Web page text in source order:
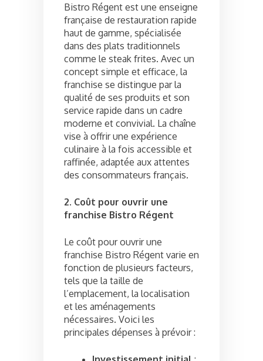
Bistro Régent est une enseigne
française de restauration rapide
haut de gamme, spécialisée
dans des plats traditionnels
comme le steak frites. Avec un
concept simple et efficace, la
franchise se distingue par la
qualité de ses produits et son
service rapide dans un cadre
moderne et convivial. La chaîne
vise à offrir une expérience
culinaire à la fois accessible et
raffinée, adaptée aux attentes
des consommateurs français.
2. Coût pour ouvrir une
franchise Bistro Régent
Le coût pour ouvrir une
franchise Bistro Régent varie en
fonction de plusieurs facteurs,
tels que la taille de
l’emplacement, la localisation
et les aménagements
nécessaires. Voici les
principales dépenses à prévoir :